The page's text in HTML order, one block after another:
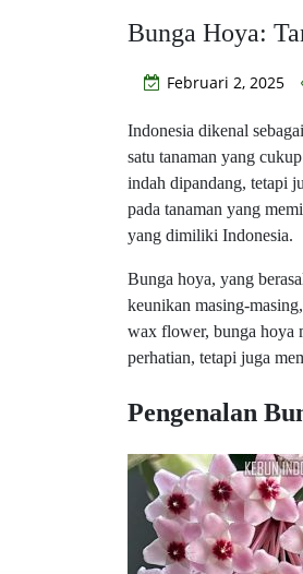
Bunga Hoya:
Februari 2, 2025
Indonesia dikenal
satu tanaman yang
indah dipandang, tetapi
pada tanaman yang
yang dimiliki Indonesia.
Bunga hoya, yang
keunikan masing-
wax flower, bunga hoya
perhatian, tetapi juga
Pengenalan